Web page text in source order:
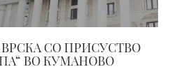
СО ПРИСУСТВО
ВО КУМАНОВО